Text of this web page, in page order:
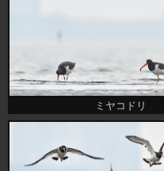
ミヤコドリ